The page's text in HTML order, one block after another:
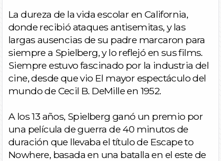
La dureza de la vida escolar en California,
donde recibió ataques antisemitas, y las
largas ausencias de su padre marcaron para
siempre a Spielberg, y lo reflejó en sus films.
Siempre estuvo fascinado por la industria del
cine, desde que vio El mayor espectáculo del
mundo de Cecil B. DeMille en 1952.
A los 13 años, Spielberg ganó un premio por
una película de guerra de 40 minutos de
duración que llevaba el título de Escape to
Nowhere, basada en una batalla en el este de